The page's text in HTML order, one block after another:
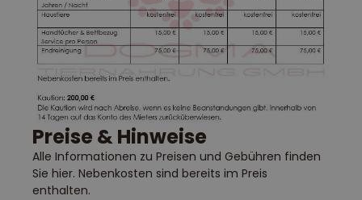
Preise & Hinweise
Alle Informationen zu Preisen und Gebühren finden
Sie hier. Nebenkosten sind bereits im Preis
enthalten.